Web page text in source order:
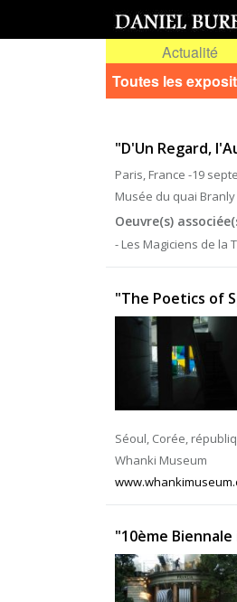
Actualité
Toutes les
"D'Un Regard,
Paris, France -19
Musée du quai Branly
Oeuvre(s)
- Les Magiciens de la
"The Poetics of
Séoul, Corée,
Whanki Museum
"10ème